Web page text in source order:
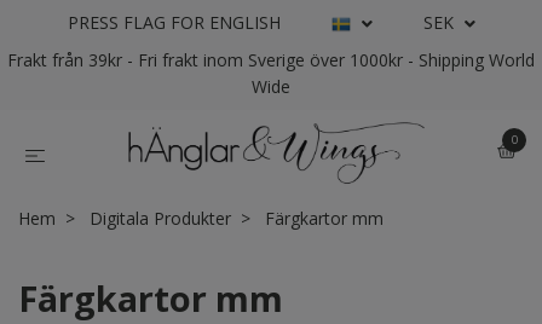
PRESS FLAG FOR ENGLISH
SEK
Frakt från 39kr - Fri frakt inom Sverige över 1000kr - Shipping World
Wide
0
Hem Digitala Produkter Färgkartor mm
Färgkartor mm